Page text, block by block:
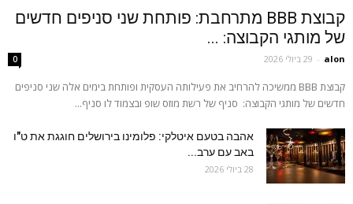
קבוצת BBB מתרחבת: פותחת שני סניפים חדשים
של מותגי הקבוצה: ...
alon
- 29 ביולי 2026 0
קבוצת BBB ממשיכה להרחיב את פעילותה העסקית ופותחת בימים אלה שני סניפים
חדשים של מותגי הקבוצה: סניף של רשת מוזס שופ ובצמוד לו סניף...
אהבה בטעם איטלקי: פלומינו בירושלים חוגגת את ט"ו
באב עם ערב...
28 ביולי 2026